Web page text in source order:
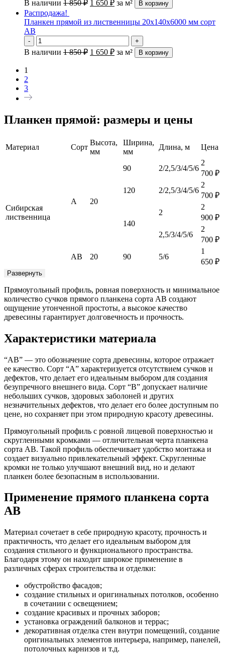
В наличии 1 850₽ 1 650 ₽ за м² В корзину
Распродажа!
Планкен прямой из лиственницы 20х140х6000 мм сорт
АВ
- +
В наличии 1 850₽ 1 650 ₽ за м² В корзину
1
2
3
Планкен прямой: размеры и цены
Материал Сорт
Высота,
мм
Ширина,
мм
Длина, м Цена
Сибирская
лиственница
А 20
90 2/2,5/3/4/5/6
2
700 ₽
120
2/2,5/3/4/5/6
2
700 ₽
140
2
2
900 ₽
2,5/3/4/5/6
2
700 ₽
АВ
20 90 5/6
1
650 ₽
Развернуть
Прямоугольный профиль, ровная поверхность и минимальное
количество сучков прямого планкена сорта AB создают
ощущение утонченной простоты, а высокое качество
древесины гарантирует долговечность и прочность.
Характеристики материала
“AB” — это обозначение сорта древесины, которое отражает
ее качество. Сорт “A” характеризуется отсутствием сучков и
дефектов, что делает его идеальным выбором для создания
безупречного внешнего вида. Сорт “B” допускает наличие
небольших сучков, здоровых заболоней и других
незначительных дефектов, что делает его более доступным по
цене, но сохраняет при этом природную красоту древесины.
Прямоугольный профиль с ровной лицевой поверхностью и
скругленными кромками — отличительная черта планкена
сорта AB. Такой профиль обеспечивает удобство монтажа и
создает визуально привлекательный эффект. Скругленные
кромки не только улучшают внешний вид, но и делают
планкен более безопасным в использовании.
Применение прямого планкена сорта
AB
Материал сочетает в себе природную красоту, прочность и
практичность, что делает его идеальным выбором для
создания стильного и функционального пространства.
Благодаря этому он находит широкое применение в
различных сферах строительства и отделки:
обустройство фасадов;
создание стильных и оригинальных потолков, особенно
в сочетании с освещением;
создание красивых и прочных заборов;
установка ограждений балконов и террас;
декоративная отделка стен внутри помещений, создание
оригинальных элементов интерьера, например, панелей,
потолочных карнизов и т.д.